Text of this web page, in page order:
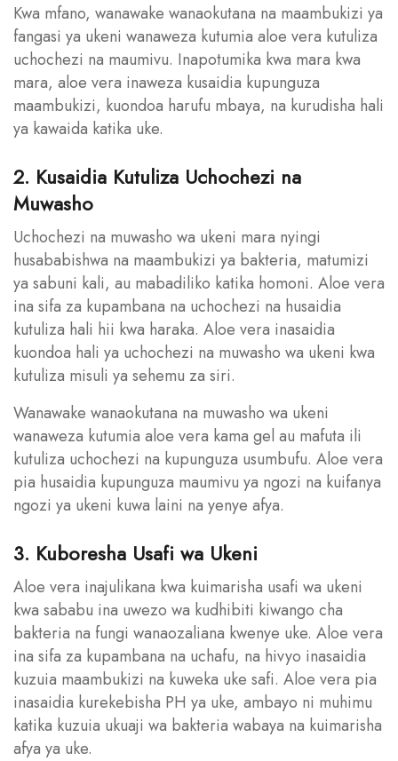
Kwa mfano, wanawake wanaokutana na maambukizi ya
fangasi ya ukeni wanaweza kutumia aloe vera kutuliza
uchochezi na maumivu. Inapotumika kwa mara kwa
mara, aloe vera inaweza kusaidia kupunguza
maambukizi, kuondoa harufu mbaya, na kurudisha hali
ya kawaida katika uke.
2. Kusaidia Kutuliza Uchochezi na
Muwasho
Uchochezi na muwasho wa ukeni mara nyingi
husababishwa na maambukizi ya bakteria, matumizi
ya sabuni kali, au mabadiliko katika homoni. Aloe vera
ina sifa za kupambana na uchochezi na husaidia
kutuliza hali hii kwa haraka. Aloe vera inasaidia
kuondoa hali ya uchochezi na muwasho wa ukeni kwa
kutuliza misuli ya sehemu za siri.
Wanawake wanaokutana na muwasho wa ukeni
wanaweza kutumia aloe vera kama gel au mafuta ili
kutuliza uchochezi na kupunguza usumbufu. Aloe vera
pia husaidia kupunguza maumivu ya ngozi na kuifanya
ngozi ya ukeni kuwa laini na yenye afya.
3. Kuboresha Usafi wa Ukeni
Aloe vera inajulikana kwa kuimarisha usafi wa ukeni
kwa sababu ina uwezo wa kudhibiti kiwango cha
bakteria na fungi wanaozaliana kwenye uke. Aloe vera
ina sifa za kupambana na uchafu, na hivyo inasaidia
kuzuia maambukizi na kuweka uke safi. Aloe vera pia
inasaidia kurekebisha PH ya uke, ambayo ni muhimu
katika kuzuia ukuaji wa bakteria wabaya na kuimarisha
afya ya uke.